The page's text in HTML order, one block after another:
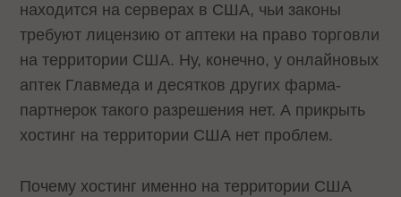
находится на серверах в США, чьи законы
требуют лицензию от аптеки на право торговли
на территории США. Ну, конечно, у онлайновых
аптек Главмеда и десятков других фарма-
партнерок такого разрешения нет. А прикрыть
хостинг на территории США нет проблем.
Почему хостинг именно на территории США